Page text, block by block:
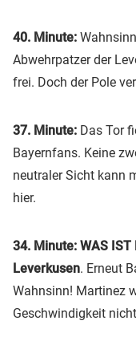
40. Minute:
Abwehrpatzer der
frei. Doch der Pole
37. Minute: Das Tor
Bayernfans. Keine
neutraler Sicht kann
hier.
34. Minute: WAS IST
Leverkusen. Erneut
Wahnsinn! Martinez
Geschwindigkeit